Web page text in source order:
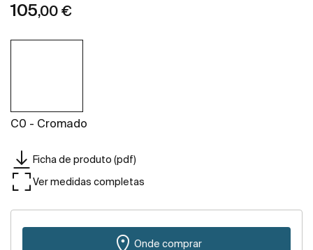
105,00 €
C0 - Cromado
Ficha de produto (pdf)
Ver medidas completas
Onde comprar